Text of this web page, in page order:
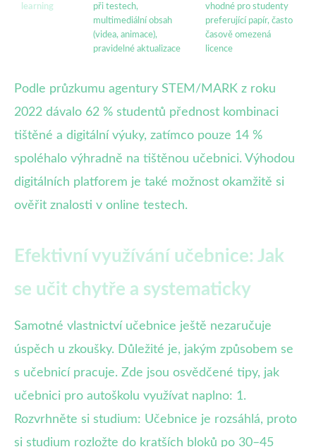
learning
při testech,
multimediální obsah
(videa, animace),
pravidelné aktualizace
vhodné pro studenty
preferující papír, často
časově omezená
licence
Podle průzkumu agentury STEM/MARK z roku
2022 dávalo 62 % studentů přednost kombinaci
tištěné a digitální výuky, zatímco pouze 14 %
spoléhalo výhradně na tištěnou učebnici. Výhodou
digitálních platforem je také možnost okamžitě si
ověřit znalosti v online testech.
Efektivní využívání učebnice: Jak
se učit chytře a systematicky
Samotné vlastnictví učebnice ještě nezaručuje
úspěch u zkoušky. Důležité je, jakým způsobem se
s učebnicí pracuje. Zde jsou osvědčené tipy, jak
učebnici pro autoškolu využívat naplno: 1.
Rozvrhněte si studium: Učebnice je rozsáhlá, proto
si studium rozložte do kratších bloků po 30–45